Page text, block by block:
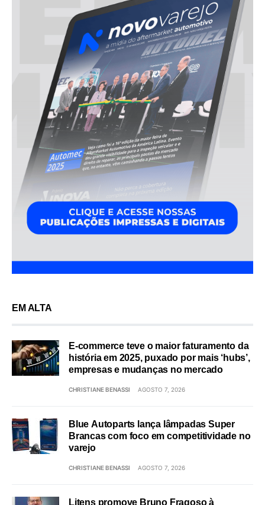
EM ALTA
E-commerce teve o maior faturamento da
história em 2025, puxado por mais ‘hubs’,
empresas e mudanças no mercado
CHRISTIANE BENASSI AGOSTO 7, 2026
Blue Autoparts lança lâmpadas Super
Brancas com foco em competitividade no
varejo
CHRISTIANE BENASSI AGOSTO 7, 2026
Litens promove Bruno Fragoso à